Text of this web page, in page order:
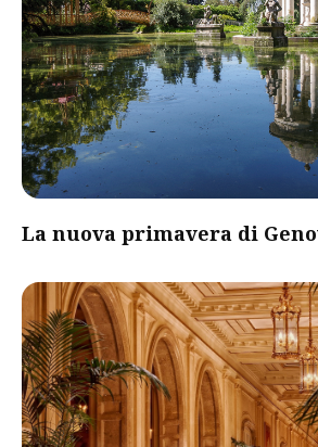
La nuova primavera di